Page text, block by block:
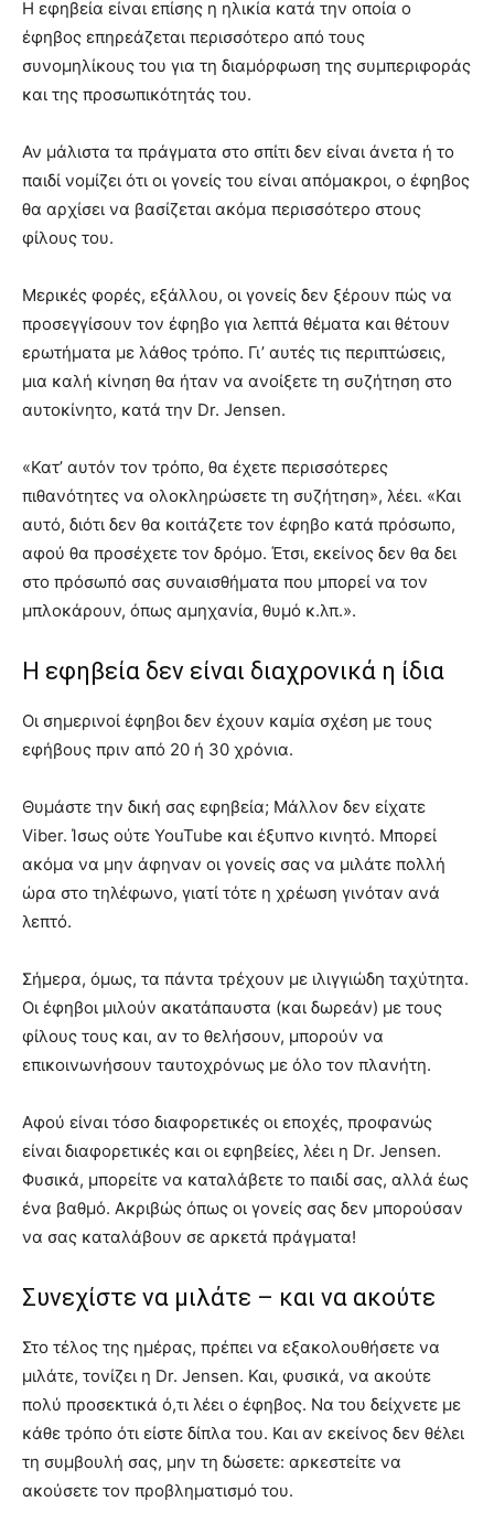
Η εφηβεία είναι επίσης η ηλικία κατά την οποία ο
έφηβος επηρεάζεται περισσότερο από τους
συνομηλίκους του για τη διαμόρφωση της συμπεριφοράς
και της προσωπικότητάς του.
Αν μάλιστα τα πράγματα στο σπίτι δεν είναι άνετα ή το
παιδί νομίζει ότι οι γονείς του είναι απόμακροι, ο έφηβος
θα αρχίσει να βασίζεται ακόμα περισσότερο στους
φίλους του.
Μερικές φορές, εξάλλου, οι γονείς δεν ξέρουν πώς να
προσεγγίσουν τον έφηβο για λεπτά θέματα και θέτουν
ερωτήματα με λάθος τρόπο. Γι’ αυτές τις περιπτώσεις,
μια καλή κίνηση θα ήταν να ανοίξετε τη συζήτηση στο
αυτοκίνητο, κατά την Dr. Jensen.
«Κατ’ αυτόν τον τρόπο, θα έχετε περισσότερες
πιθανότητες να ολοκληρώσετε τη συζήτηση», λέει. «Και
αυτό, διότι δεν θα κοιτάζετε τον έφηβο κατά πρόσωπο,
αφού θα προσέχετε τον δρόμο. Έτσι, εκείνος δεν θα δει
στο πρόσωπό σας συναισθήματα που μπορεί να τον
μπλοκάρουν, όπως αμηχανία, θυμό κ.λπ.».
Η εφηβεία δεν είναι διαχρονικά η ίδια
Οι σημερινοί έφηβοι δεν έχουν καμία σχέση με τους
εφήβους πριν από 20 ή 30 χρόνια.
Θυμάστε την δική σας εφηβεία; Μάλλον δεν είχατε
Viber. Ίσως ούτε YouTube και έξυπνο κινητό. Μπορεί
ακόμα να μην άφηναν οι γονείς σας να μιλάτε πολλή
ώρα στο τηλέφωνο, γιατί τότε η χρέωση γινόταν ανά
λεπτό.
Σήμερα, όμως, τα πάντα τρέχουν με ιλιγγιώδη ταχύτητα.
Οι έφηβοι μιλούν ακατάπαυστα (και δωρεάν) με τους
φίλους τους και, αν το θελήσουν, μπορούν να
επικοινωνήσουν ταυτοχρόνως με όλο τον πλανήτη.
Αφού είναι τόσο διαφορετικές οι εποχές, προφανώς
είναι διαφορετικές και οι εφηβείες, λέει η Dr. Jensen.
Φυσικά, μπορείτε να καταλάβετε το παιδί σας, αλλά έως
ένα βαθμό. Ακριβώς όπως οι γονείς σας δεν μπορούσαν
να σας καταλάβουν σε αρκετά πράγματα!
Συνεχίστε να μιλάτε – και να ακούτε
Στο τέλος της ημέρας, πρέπει να εξακολουθήσετε να
μιλάτε, τονίζει η Dr. Jensen. Και, φυσικά, να ακούτε
πολύ προσεκτικά ό,τι λέει ο έφηβος. Να του δείχνετε με
κάθε τρόπο ότι είστε δίπλα του. Και αν εκείνος δεν θέλει
τη συμβουλή σας, μην τη δώσετε: αρκεστείτε να
ακούσετε τον προβληματισμό του.